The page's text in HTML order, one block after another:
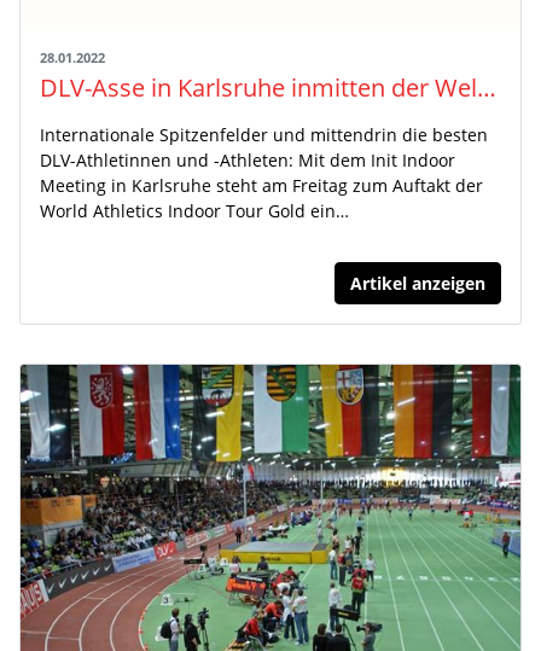
28.01.2022
DLV-Asse in Karlsruhe inmitten der Weltelite
Internationale Spitzenfelder und mittendrin die besten
DLV-Athletinnen und -Athleten: Mit dem Init Indoor
Meeting in Karlsruhe steht am Freitag zum Auftakt der
World Athletics Indoor Tour Gold ein…
Artikel anzeigen